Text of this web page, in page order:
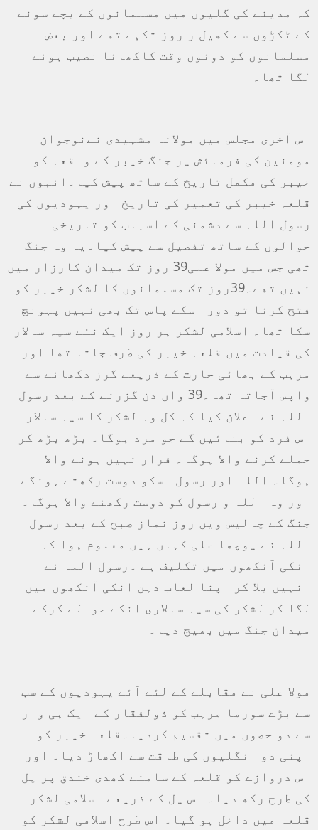
کہ مدینے کی گلیوں میں مسلمانوں کے بچے سونے
کے ٹکڑوں سے کھیل ر روز تکہے تھے اور بعض
مسلمانوں کو دونوں وقت کاکھانا نصیب ہونے
لگا تھا۔
اس آخری مجلس میں مولانا مشہیدی نےنوجوان
مومنین کی فرمائش پر جنگ خیبر کے واقعہ کو
خیبر کی مکمل تاریخ کے ساتھ پیش کیا۔انہوں نے
قلعہ خیبر کی تعمیر کی تاریخ اور یہودیوں کی
رسول اللہ سے دشمنی کے اسباب کو تاریخی
حوالوں کے ساتھ تفصیل سے پیش کیا۔یہ وہ جنگ
تھی جس میں مولا علی39 روز تک میدان کارزار میں
نہیں تھے۔39روز تک مسلمانوں کا لشکر خیبر کو
فتح کرنا تو دور اسکے پاس تک بھی نہیں پہونچ
سکا تھا۔ اسلامی لشکر ہر روز ایک نئے سپہ سالار
کی قیادت میں قلعہ خیبر کی طرف جاتا تھا اور
مرہب کے بھائی حارث کے ذریعے گرز دکھانے سے
واپس آجاتا تھا۔39 واں دن گزرنے کے بعد رسول
اللہ نے اعلان کیا کہ کل وہ لشکر کا سپہ سالار
اس فرد کو بنائیں گے جو مرد ہوگا۔ بڑھ بڑھ کر
حملے کرنے والا ہوگا۔ فرار نہیں ہونے والا
ہوگا۔ اللہ اور رسول اسکو دوست رکھتے ہونگے
اور وہ اللہ و رسول کو دوست رکھنے والا ہوگا۔
جنگ کے چالیس ویں روز نماز صبح کے بعد رسول
اللہ نے پوچھا علی کہاں ہیں معلوم ہوا کہ
انکی آنکھوں میں تکلیف ہے ۔رسول اللہ نے
انہیں بلا کر اپنا لعاب دہن انکی آنکھوں میں
لگا کر لشکر کی سپہ سالاری انکے حوالے کرکے
میدان جنگ میں بھیج دیا۔
مولا علی نے مقابلے کے لئے آئے یہودیوں کے سب
سے بڑے سورما مرہب کو ذولفقار کے ایک ہی وار
سے دو حصوں میں تقسیم کردیا۔قلعہ خیبر کو
اپنی دو انگلیوں کی طاقت سے اکھاڑ دیا۔ اور
اس دروازے کو قلعہ کے سامنے کھدی خندق پر پل
کی طرح رکھ دیا۔ اس پل کے ذریعے اسلامی لشکر
قلعہ میں داخل ہو گیا۔ اس طرح اسلامی لشکر کو